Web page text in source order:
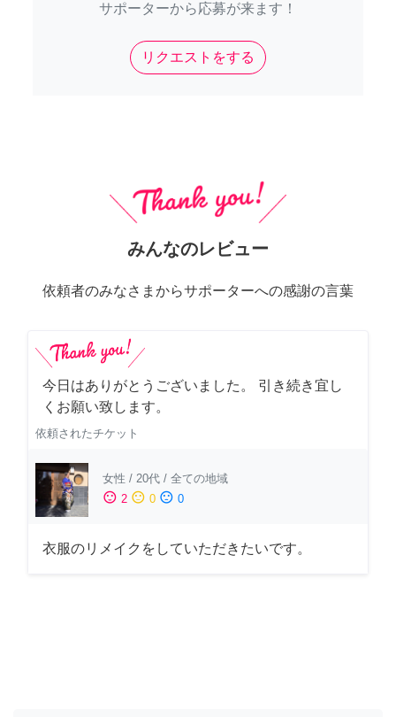
サポーターから応募が来ます！
リクエストをする
みんなのレビュー
依頼者のみなさまからサポーターへの感謝の言葉
今日はありがとうございました。 引き続き宜し
くお願い致します。
依頼されたチケット
女性 / 20代 / 全ての地域
sentiment_satisfied 2 sentiment_neutral 0 sentiment_dissatisfied 0
衣服のリメイクをしていただきたいです。